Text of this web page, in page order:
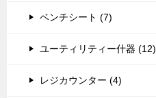
ベンチシート (7)
ユーティリティー什器 (12)
レジカウンター (4)